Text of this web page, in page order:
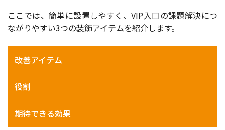
ここでは、簡単に設置しやすく、VIP入口の課題解決につ
ながりやすい3つの装飾アイテムを紹介します。
改善アイテム
役割
期待できる効果